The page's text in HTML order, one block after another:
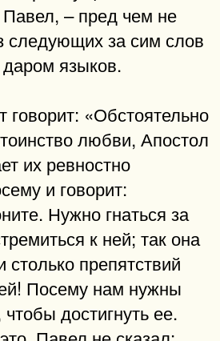
– пред чем не
следующих за сим слов
языков.
говорит: «Обстоятельно
любви, Апостол
их ревностно
и говорит:
Нужно гнаться за
к ней; так она
столько препятствий
Посему нам нужны
достигнуть ее.